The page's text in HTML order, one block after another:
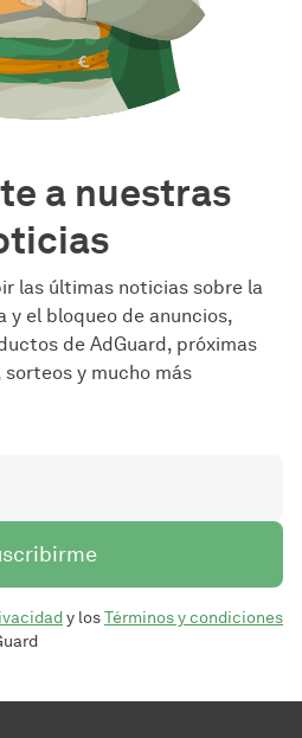
a nuestras
las últimas noticias sobre la
y el bloqueo de anuncios,
de AdGuard, próximas
y mucho más
y losTérminos y condiciones